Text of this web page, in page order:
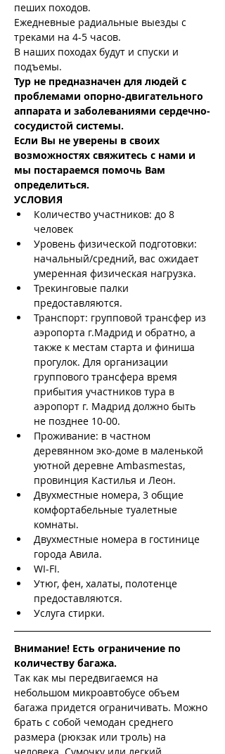
пеших походов.
Ежедневные радиальные выезды с
треками на 4-5 часов.
В наших походах будут и спуски и
подъемы.
Тур не предназначен для людей с
проблемами опорно-двигательного
аппарата и заболеваниями сердечно-
сосудистой системы.
Если Вы не уверены в своих
возможностях свяжитесь с нами и
мы постараемся помочь Вам
определиться.
УСЛОВИЯ
Количество участников: до 8
человек
Уровень физической подготовки:
начальный/средний, вас ожидает
умеренная физическая нагрузка.
Трекинговые палки
предоставляются.
Транспорт: групповой трансфер из
аэропорта г.Мадрид и обратно, а
также к местам старта и финиша
прогулок. Для организации
группового трансфера время
прибытия участников тура в
аэропорт г. Мадрид должно быть
не позднее 10-00.
Проживание: в частном
деревянном эко-доме в маленькой
уютной деревне Ambasmestas,
провинция Кастилья и Леон.
Двухместные номера, 3 общие
комфортабельные туалетные
комнаты.
Двухместные номера в гостинице
города Авила.
WI-FI.
Утюг, фен, халаты, полотенце
предоставляются.
Услуга стирки.
Внимание! Есть ограничение по
количеству багажа.
Так как мы передвигаемся на
небольшом микроавтобусе объем
багажа придется ограничивать. Можно
брать с собой чемодан среднего
размера (рюкзак или троль) на